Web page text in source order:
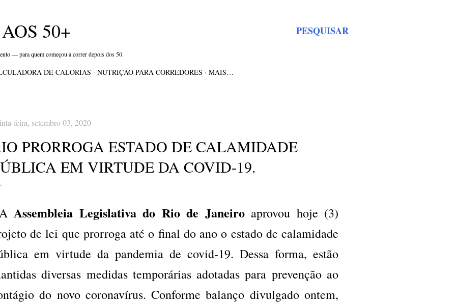
PESQUISAR
50+
— para quem começou a correr depois dos 50.
DE CALORIAS NUTRIÇÃO PARA CORREDORES MAIS…
feira, setembro 03, 2020
PRORROGA ESTADO DE CALAMIDADE
EM VIRTUDE DA COVID-19.
Assembleia Legislativa do Rio de Janeiroaprovou hoje (3)
de lei que prorroga até o final do ano o estado de calamidade
em virtude da pandemia de covid-19. Dessa forma, estão
diversas medidas temporárias adotadas para prevenção ao
do novo coronavírus. Conforme balanço divulgado ontem,